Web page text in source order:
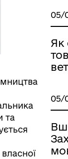
та
05/
Як
05/